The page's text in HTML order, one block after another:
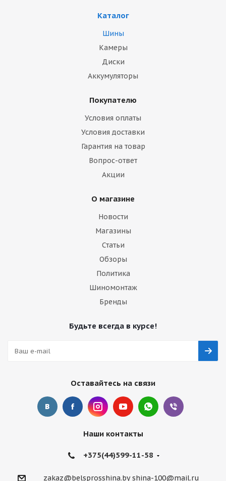
Каталог
Шины
Камеры
Диски
Аккумуляторы
Покупателю
Условия оплаты
Условия доставки
Гарантия на товар
Вопрос-ответ
Акции
О магазине
Новости
Магазины
Статьи
Обзоры
Политика
Шиномонтаж
Бренды
Будьте всегда в курсе!
Оставайтесь на связи
Наши контакты
+375(44)599-11-58
zakaz@belsprosshina.by shina-100@mail.ru